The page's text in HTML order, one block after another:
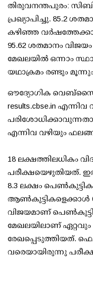
തിരുവനന്തപുരം:
പ്രഖ്യാപിച്ചു. 85.2
കഴിഞ്ഞ
95.62 ശതമാനം
മേഖലയില്‍ ഒന്നാം
യഥാക്രമം രണ്ടും
ഔദ്യോഗിക
results.cbse.in
എന്നിവ വഴിയും
18 ലക്ഷത്തിലധികം
പരീക്ഷയെഴുതിയത്.
8.3 ലക്ഷം
ആണ്‍കുട്ടികളെക്കാള്‍
വിജയമാണ്
മേഖലയിലാണ് ഏറ്റവും
രേഖപ്പെടുത്തിയത്.
വരെയായിരുന്നു